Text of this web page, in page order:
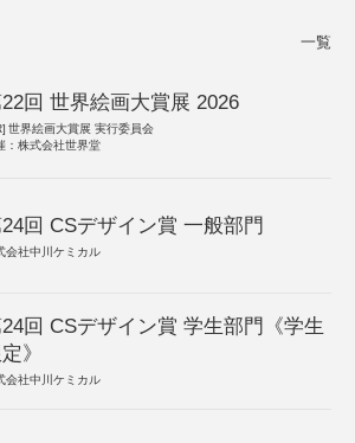
一覧
回 世界絵画大賞展 2026
世界絵画大賞展 実行委員会
：株式会社世界堂
回 CSデザイン賞 一般部門
会社中川ケミカル
回 CSデザイン賞 学生部門《学生
》
会社中川ケミカル